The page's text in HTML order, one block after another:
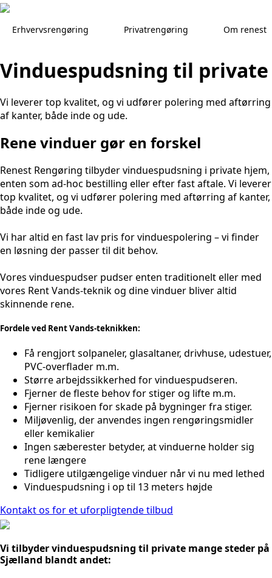
Skip
to
Erhvervsrengøring Privatrengøring Om renest
Vinduespudsning til private
Vi leverer top kvalitet, og vi udfører polering med aftørring
af kanter, både inde og ude.
Rene vinduer gør en forskel
Renest Rengøring tilbyder vinduespudsning i private hjem,
enten som ad-hoc bestilling eller efter fast aftale. Vi leverer
top kvalitet, og vi udfører polering med aftørring af kanter,
både inde og ude.
Vi har altid en fast lav pris for vinduespolering – vi finder
en løsning der passer til dit behov.
Vores vinduespudser pudser enten traditionelt eller med
vores Rent Vands-teknik og dine vinduer bliver altid
skinnende rene.
Fordele ved Rent Vands-teknikken:
Få rengjort solpaneler, glasaltaner, drivhuse, udestuer,
PVC-overflader m.m.
Større arbejdssikkerhed for vinduespudseren.
Fjerner de fleste behov for stiger og lifte m.m.
Fjerner risikoen for skade på bygninger fra stiger.
Miljøvenlig, der anvendes ingen rengøringsmidler
eller kemikalier
Ingen sæberester betyder, at vinduerne holder sig
rene længere
Tidligere utilgængelige vinduer når vi nu med lethed
Vinduespudsning i op til 13 meters højde
Kontakt os for et uforpligtende tilbud
Vi tilbyder vinduespudsning til private mange steder på
Sjælland blandt andet: